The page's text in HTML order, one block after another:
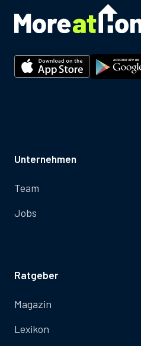
Unternehmen
Team
Jobs
Ratgeber
Magazin
Lexikon